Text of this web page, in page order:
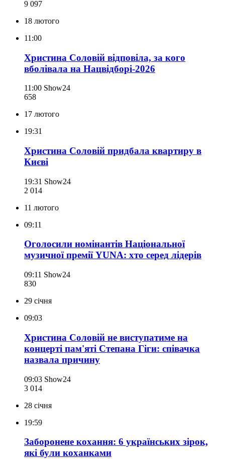
9 097
18 лютого
11:00
Христина Соловій відповіла, за кого
вболівала на Нацвідборі-2026
11:00 Show24
658
17 лютого
19:31
Христина Соловій придбала квартиру в
Києві
19:31 Show24
2 014
11 лютого
09:11
Оголосили номінантів Національної
музичної премії YUNA: хто серед лідерів
09:11 Show24
830
29 січня
09:03
Христина Соловій не виступатиме на
концерті пам'яті Степана Гіги: співачка
назвала причину
09:03 Show24
3 014
28 січня
19:59
Заборонене кохання: 6 українських зірок,
які були коханками